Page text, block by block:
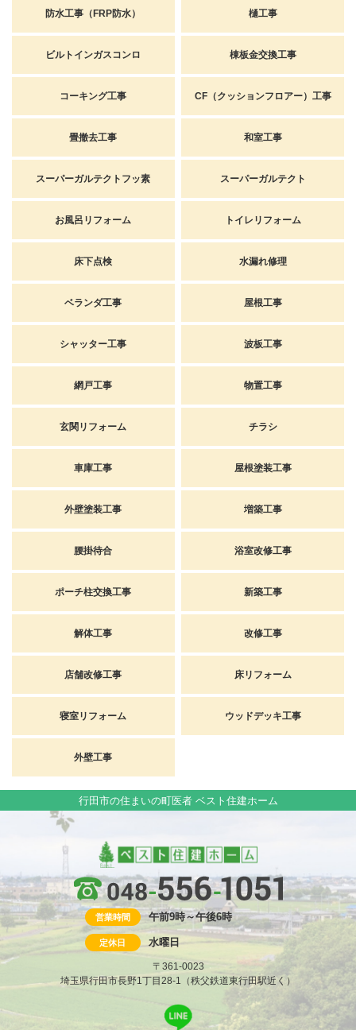
防水工事（FRP防水） 樋工事
ビルトインガスコンロ 棟板金交換工事
コーキング工事 CF（クッションフロアー）工事
畳撤去工事 和室工事
スーパーガルテクトフッ素 スーパーガルテクト
お風呂リフォーム トイレリフォーム
床下点検 水漏れ修理
ベランダ工事 屋根工事
シャッター工事 波板工事
網戸工事 物置工事
玄関リフォーム チラシ
車庫工事 屋根塗装工事
外壁塗装工事 増築工事
腰掛待合 浴室改修工事
ポーチ柱交換工事 新築工事
解体工事 改修工事
店舗改修工事 床リフォーム
寝室リフォーム ウッドデッキ工事
外壁工事
行田市の住まいの町医者 ベスト住建ホーム
営業時間 午前9時～午後6時
定休日 水曜日
〒361-0023
埼玉県行田市長野1丁目28-1（秩父鉄道東行田駅近く）